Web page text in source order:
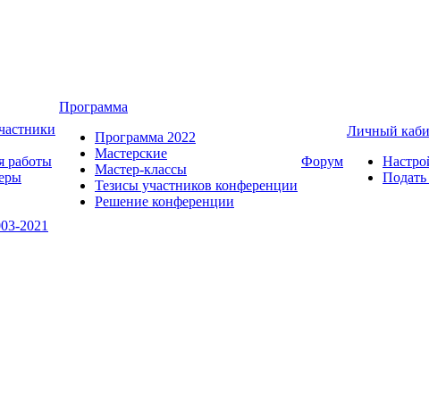
работы
2021
Программа
Программа 2022
Мастерские
Мастер-классы
Тезисы участников конференции
Решение конференции
Форум
Личный
Подать